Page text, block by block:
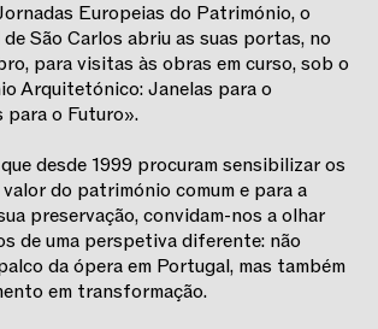
Europeias do Património, o
São Carlos abriu as suas portas, no
para visitas às obras em curso, sob o
Arquitetónico: Janelas para o
para o Futuro».
desde 1999 procuram sensibilizar os
do património comum e para a
preservação, convidam-nos a olhar
de uma perspetiva diferente: não
da ópera em Portugal, mas também
em transformação.